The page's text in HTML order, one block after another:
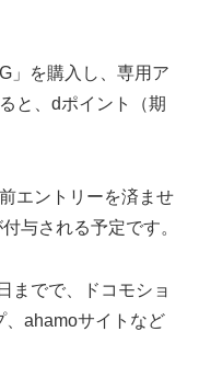
」を購入し、専用ア
と、dポイント（期
エントリーを済ませ
与される予定です。
までで、ドコモショ
、ahamoサイトなど